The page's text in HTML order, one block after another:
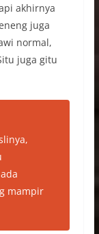
akhirnya
juga
normal,
juga gitu
mampir